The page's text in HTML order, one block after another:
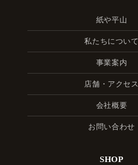
紙や平山
私たちについて
事業案内
店舗・アクセス
会社概要
お問い合わせ
SHOP